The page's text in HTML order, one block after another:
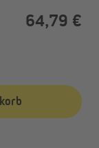
64,79 €
die